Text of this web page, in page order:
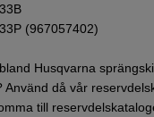
(967057402)
Husqvarna
Använd då vår
till